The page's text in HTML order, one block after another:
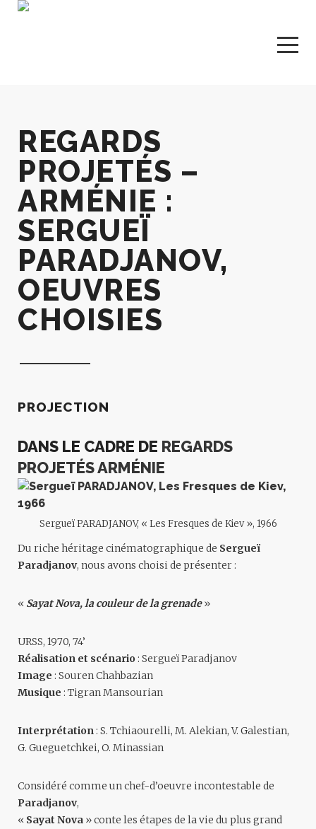
REGARDS
PROJETÉS –
ARMÉNIE :
SERGUEÏ
PARADJANOV,
OEUVRES
CHOISIES
PROJECTION
DANS LE CADRE DE REGARDS
PROJETÉS ARMÉNIE
Sergueï PARADJANOV, « Les Fresques de Kiev », 1966
Du riche héritage cinématographique de Sergueï
Paradjanov, nous avons choisi de présenter :
« Sayat Nova, la couleur de la grenade»
URSS, 1970, 74’
Réalisation et scénario : Sergueï Paradjanov
Image : Souren Chahbazian
Musique : Tigran Mansourian
Interprétation : S. Tchiaourelli, M. Alekian, V. Galestian,
G. Gueguetchkei, O. Minassian
Considéré comme un chef-d’oeuvre incontestable de
Paradjanov,
« Sayat Nova » conte les étapes de la vie du plus grand